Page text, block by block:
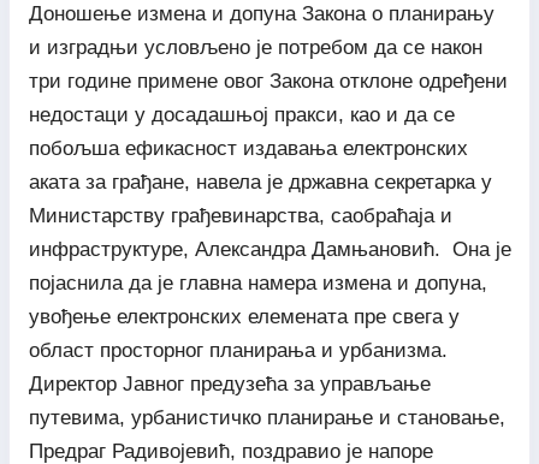
Доношење измена и допуна Закона о планирању
и изградњи условљено је потребом да се након
три године примене овог Закона отклоне одређени
недостаци у досадашњој пракси, као и да се
побољша ефикасност издавања електронских
аката за грађане, навела је државна секретарка у
Министарству грађевинарства, саобраћаја и
инфраструктуре, Александра Дамњановић. Она је
појаснила да је главна намера измена и допуна,
увођење електронских елемената пре свега у
област просторног планирања и урбанизма.
Директор Јавног предузећа за управљање
путевима, урбанистичко планирање и становање,
Предраг Радивојевић, поздравио је напоре